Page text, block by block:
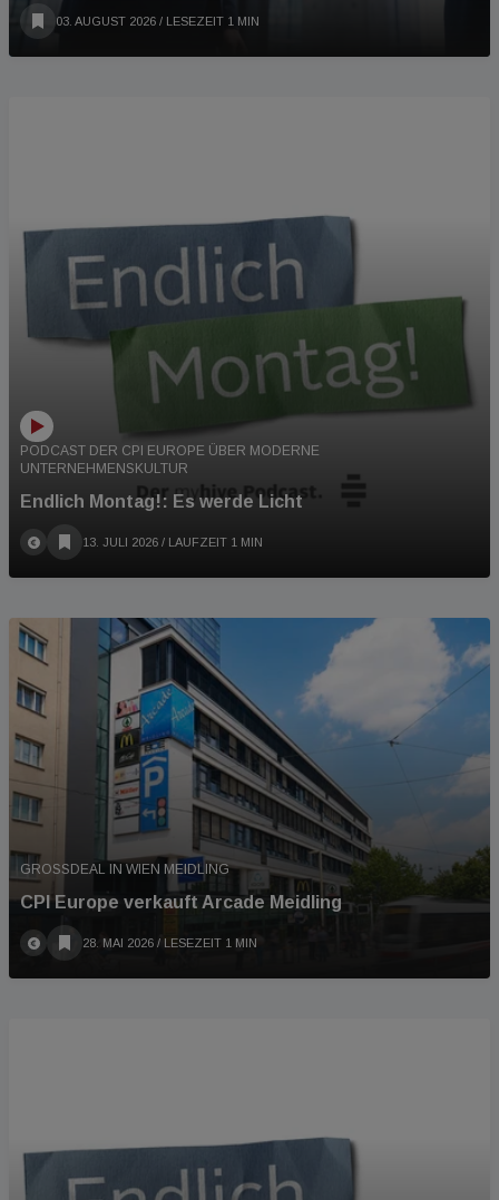
03. AUGUST 2026 / LESEZEIT 1 MIN
PODCAST DER CPI EUROPE ÜBER MODERNE
UNTERNEHMENSKULTUR
Endlich Montag!: Es werde Licht
13. JULI 2026 / LAUFZEIT 1 MIN
GROSSDEAL IN WIEN MEIDLING
CPI Europe verkauft Arcade Meidling
28. MAI 2026 / LESEZEIT 1 MIN